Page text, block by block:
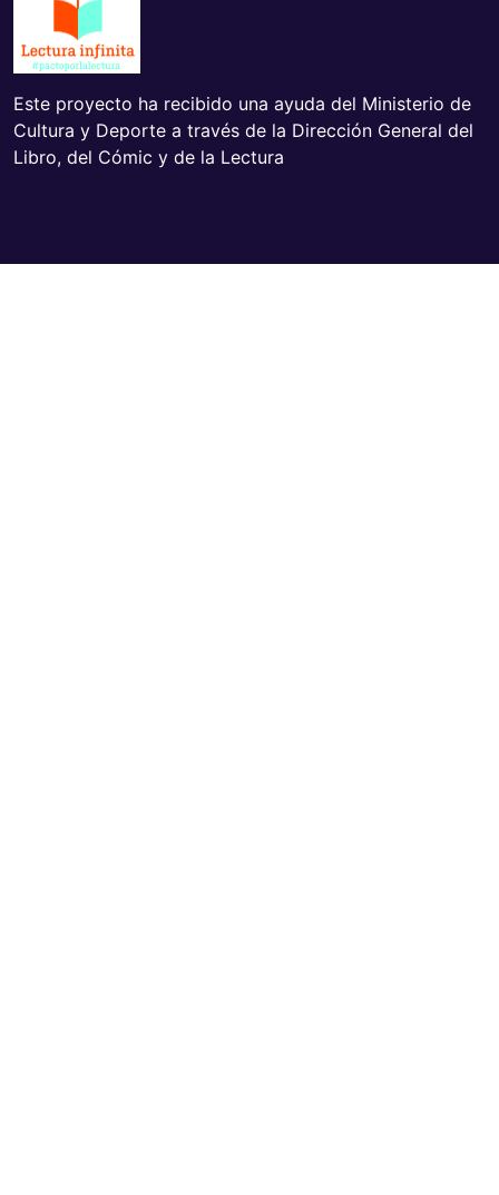
Este proyecto ha recibido una ayuda del Ministerio de
Cultura y Deporte a través de la Dirección General del
Libro, del Cómic y de la Lectura